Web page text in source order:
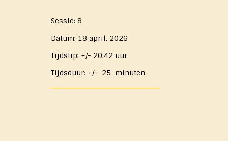
Sessie: 8
Datum: 18 april, 2026
Tijdstip: +/- 20.42 uur
Tijdsduur: +/- 25 minuten